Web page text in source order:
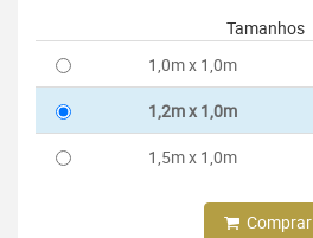
Tamanhos
1,0m x 1,0m
1,2m x 1,0m
1,5m x 1,0m
Comprar